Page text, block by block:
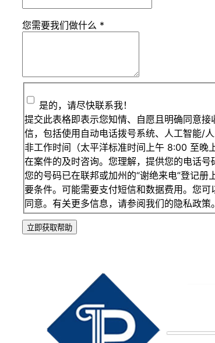
您需要我们做什么 *
是的，请尽快联系我！
提交此表格即表示您知情、自愿且明确同意
信，包括使用自动电话拨号系统、人工智能/
非工作时间（太平洋标准时间上午 8:00 至晚
在案件的及时咨询。您理解，提供您的电话
您的号码已在联邦或加州的“谢绝来电”登记
要条件。可能需要支付短信和数据费用。您可
同意。有关更多信息，请参阅我们的隐私政策。
立即获取帮助